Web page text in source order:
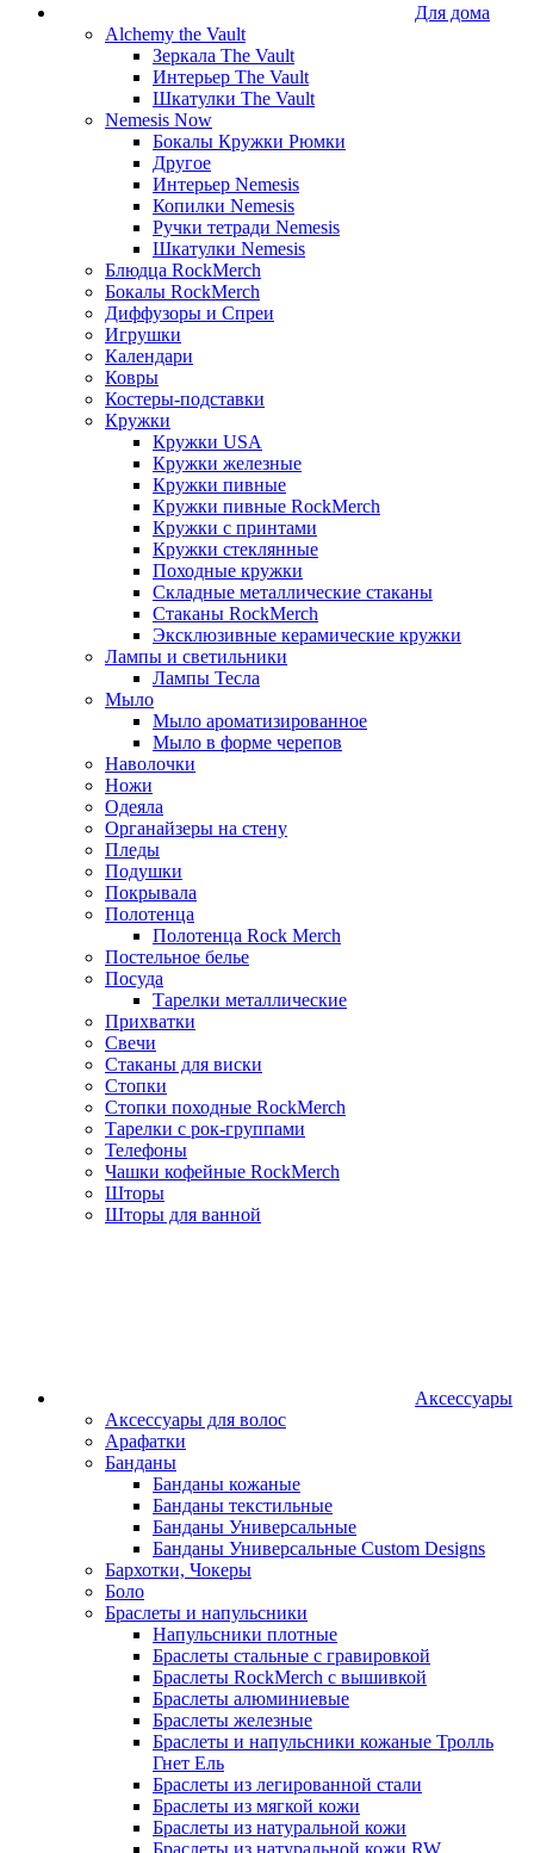
Для дома
Alchemy the Vault
Зеркала The Vault
Интерьер The Vault
Шкатулки The Vault
Nemesis Now
Бокалы Кружки Рюмки
Другое
Интерьер Nemesis
Копилки Nemesis
Ручки тетради Nemesis
Шкатулки Nemesis
Блюдца RockMerch
Бокалы RockMerch
Диффузоры и Спреи
Игрушки
Календари
Ковры
Костеры-подставки
Кружки
Кружки USA
Кружки железные
Кружки пивные
Кружки пивные RockMerch
Кружки с принтами
Кружки стеклянные
Походные кружки
Складные металлические стаканы
Стаканы RockMerch
Эксклюзивные керамические кружки
Лампы и светильники
Лампы Тесла
Мыло
Мыло ароматизированное
Мыло в форме черепов
Наволочки
Ножи
Одеяла
Органайзеры на стену
Пледы
Подушки
Покрывала
Полотенца
Полотенца Rock Merch
Постельное белье
Посуда
Тарелки металлические
Прихватки
Свечи
Стаканы для виски
Стопки
Стопки походные RockMerch
Тарелки с рок-группами
Телефоны
Чашки кофейные RockMerch
Шторы
Шторы для ванной
Аксессуары
Аксессуары для волос
Арафатки
Банданы
Банданы кожаные
Банданы текстильные
Банданы Универсальные
Банданы Универсальные Custom Designs
Бархотки, Чокеры
Боло
Браслеты и напульсники
Напульсники плотные
Браслеты стальные с гравировкой
Браслеты RockMerch с вышивкой
Браслеты алюминиевые
Браслеты железные
Браслеты и напульсники кожаные Тролль
Гнет Ель
Браслеты из легированной стали
Браслеты из мягкой кожи
Браслеты из натуральной кожи
Браслеты из натуральной кожи RW